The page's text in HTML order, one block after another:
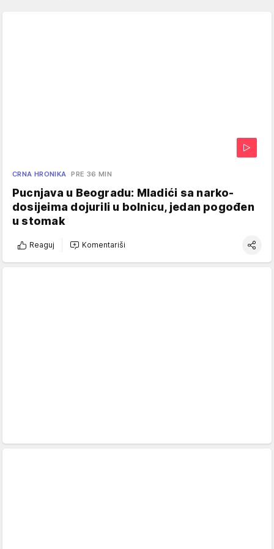
CRNA HRONIKA PRE 36 MIN
Pucnjava u Beogradu: Mladići sa narko-
dosijeima dojurili u bolnicu, jedan pogođen
u stomak
Reaguj Komentariši